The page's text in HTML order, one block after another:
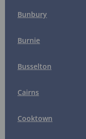
Bunbury
Burnie
Busselton
Cairns
Cooktown